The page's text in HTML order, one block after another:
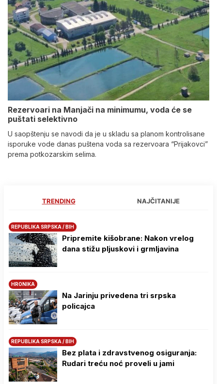
Rezervoari na Manjači na minimumu, voda će se
puštati selektivno
U saopštenju se navodi da je u skladu sa planom kontrolisane
isporuke vode danas puštena voda sa rezervoara “Prijakovci”
prema potkozarskim selima.
TRENDING NAJČITANIJE
REPUBLIKA SRPSKA / BIH
Pripremite kišobrane: Nakon vrelog
dana stižu pljuskovi i grmljavina
HRONIKA
Na Јarinju privedena tri srpska
policajca
REPUBLIKA SRPSKA / BIH
Bez plata i zdravstvenog osiguranja:
Rudari treću noć proveli u jami